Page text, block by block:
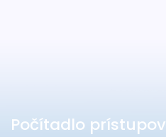
Počítadlo prístupov